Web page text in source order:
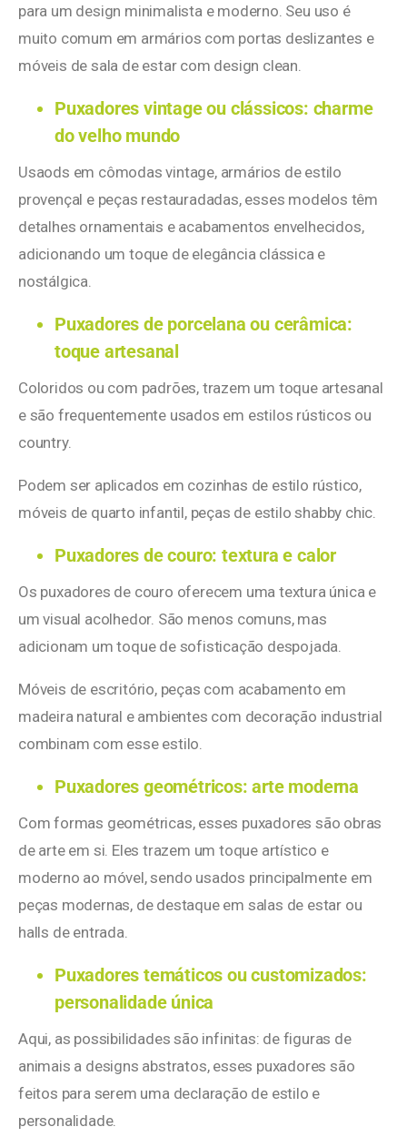
para um design minimalista e moderno. Seu uso é
muito comum em armários com portas deslizantes e
móveis de sala de estar com design clean.
Puxadores vintage ou clássicos: charme
do velho mundo
Usaods em cômodas vintage, armários de estilo
provençal e peças restauradadas, esses modelos têm
detalhes ornamentais e acabamentos envelhecidos,
adicionando um toque de elegância clássica e
nostálgica.
Puxadores de porcelana ou cerâmica:
toque artesanal
Coloridos ou com padrões, trazem um toque artesanal
e são frequentemente usados em estilos rústicos ou
country.
Podem ser aplicados em cozinhas de estilo rústico,
móveis de quarto infantil, peças de estilo shabby chic.
Puxadores de couro: textura e calor
Os puxadores de couro oferecem uma textura única e
um visual acolhedor. São menos comuns, mas
adicionam um toque de sofisticação despojada.
Móveis de escritório, peças com acabamento em
madeira natural e ambientes com decoração industrial
combinam com esse estilo.
Puxadores geométricos: arte moderna
Com formas geométricas, esses puxadores são obras
de arte em si. Eles trazem um toque artístico e
moderno ao móvel, sendo usados principalmente em
peças modernas, de destaque em salas de estar ou
halls de entrada.
Puxadores temáticos ou customizados:
personalidade única
Aqui, as possibilidades são infinitas: de figuras de
animais a designs abstratos, esses puxadores são
feitos para serem uma declaração de estilo e
personalidade.